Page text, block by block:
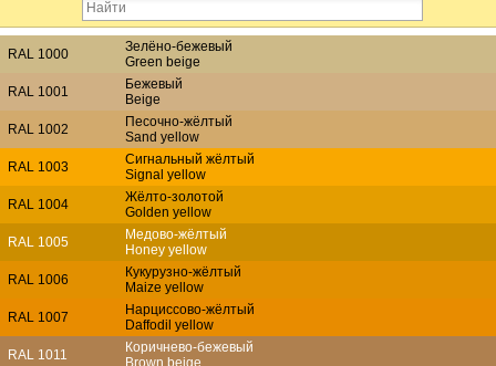
RAL 1000
Зелёно-бежевый
Green beige
RAL 1001
Бежевый
Beige
RAL 1002
Песочно-жёлтый
Sand yellow
RAL 1003
Сигнальный жёлтый
Signal yellow
RAL 1004
Жёлто-золотой
Golden yellow
RAL 1005
Медово-жёлтый
Honey yellow
RAL 1006
Кукурузно-жёлтый
Maize yellow
RAL 1007
Нарциссово-жёлтый
Daffodil yellow
RAL 1011
Коричнево-бежевый
Brown beige